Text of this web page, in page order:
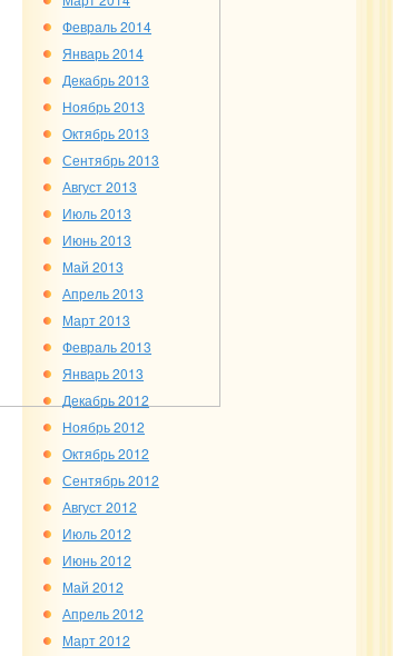
Февраль 2014
Январь 2014
Декабрь 2013
Ноябрь 2013
Октябрь 2013
Сентябрь 2013
Август 2013
Июль 2013
Июнь 2013
Май 2013
Апрель 2013
Март 2013
Февраль 2013
Январь 2013
Декабрь 2012
Ноябрь 2012
Октябрь 2012
Сентябрь 2012
Август 2012
Июль 2012
Июнь 2012
Май 2012
Апрель 2012
Март 2012